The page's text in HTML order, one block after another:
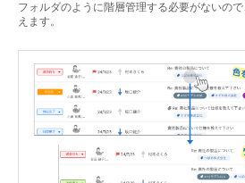
フォルダのように階層管理する必要がないの
えます。